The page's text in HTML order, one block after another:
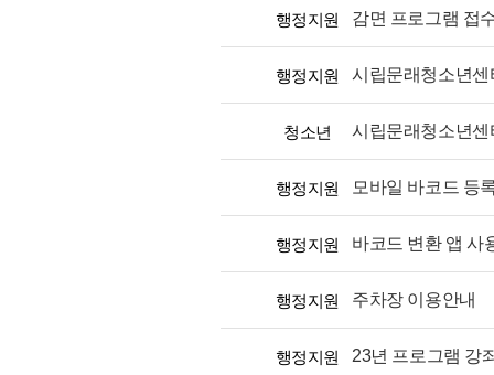
행정지원 감면 프로그램 접
행정지원 시립문래청소년
청소년 시립문래청소년센
행정지원 모바일 바코드 등
행정지원 바코드 변환 앱 사
행정지원 주차장 이용안내
행정지원 23년 프로그램 강